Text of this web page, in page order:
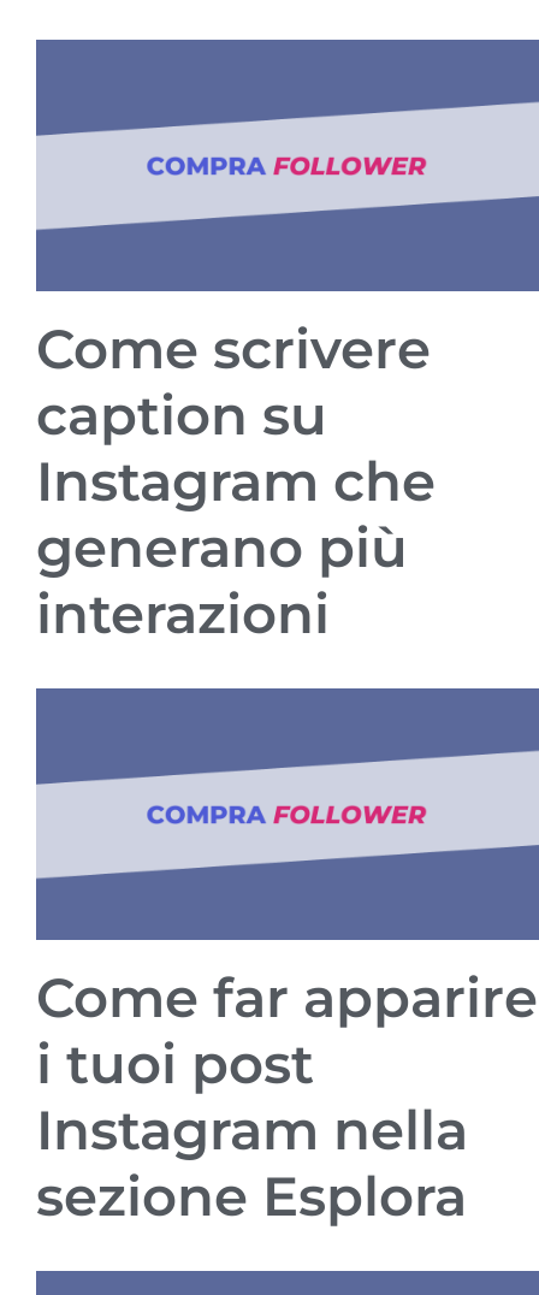
Come scrivere
caption su
Instagram che
generano più
interazioni
Come far apparire
i tuoi post
Instagram nella
sezione Esplora